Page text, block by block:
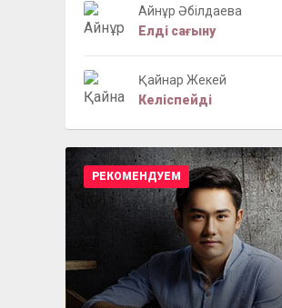
Айнұр Әбілдаева
Елді сағыну
Қайнар Жекей
Келіспейді
РЕКОМЕНДУЕМ